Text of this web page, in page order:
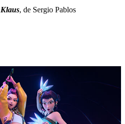
Klaus, de Sergio Pablos